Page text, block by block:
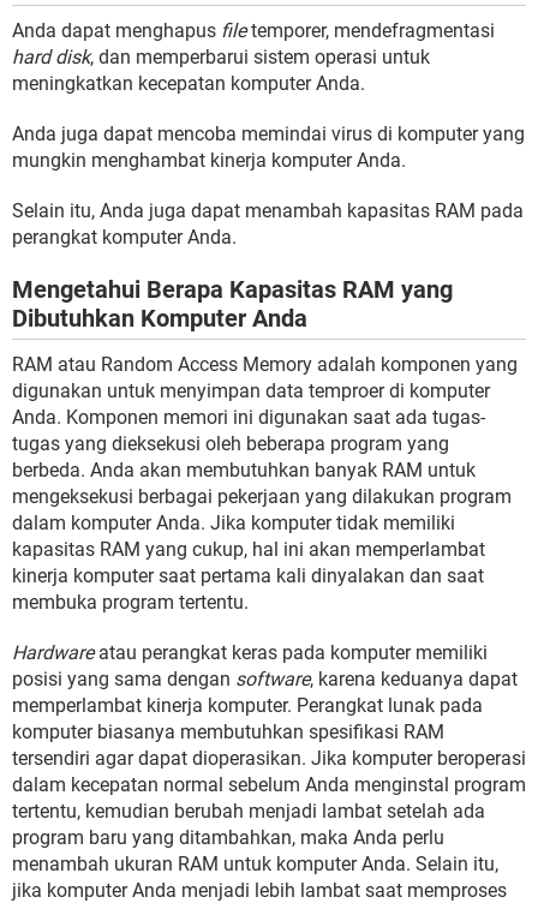
Anda dapat menghapus filetemporer, mendefragmentasi
hard disk, dan memperbarui sistem operasi untuk
meningkatkan kecepatan komputer Anda.
Anda juga dapat mencoba memindai virus di komputer yang
mungkin menghambat kinerja komputer Anda.
Selain itu, Anda juga dapat menambah kapasitas RAM pada
perangkat komputer Anda.
Mengetahui Berapa Kapasitas RAM yang
Dibutuhkan Komputer Anda
RAM atau Random Access Memory adalah komponen yang
digunakan untuk menyimpan data temproer di komputer
Anda. Komponen memori ini digunakan saat ada tugas-
tugas yang dieksekusi oleh beberapa program yang
berbeda. Anda akan membutuhkan banyak RAM untuk
mengeksekusi berbagai pekerjaan yang dilakukan program
dalam komputer Anda. Jika komputer tidak memiliki
kapasitas RAM yang cukup, hal ini akan memperlambat
kinerja komputer saat pertama kali dinyalakan dan saat
membuka program tertentu.
Hardwareatau perangkat keras pada komputer memiliki
posisi yang sama dengan software, karena keduanya dapat
memperlambat kinerja komputer. Perangkat lunak pada
komputer biasanya membutuhkan spesifikasi RAM
tersendiri agar dapat dioperasikan. Jika komputer beroperasi
dalam kecepatan normal sebelum Anda menginstal program
tertentu, kemudian berubah menjadi lambat setelah ada
program baru yang ditambahkan, maka Anda perlu
menambah ukuran RAM untuk komputer Anda. Selain itu,
jika komputer Anda menjadi lebih lambat saat memproses